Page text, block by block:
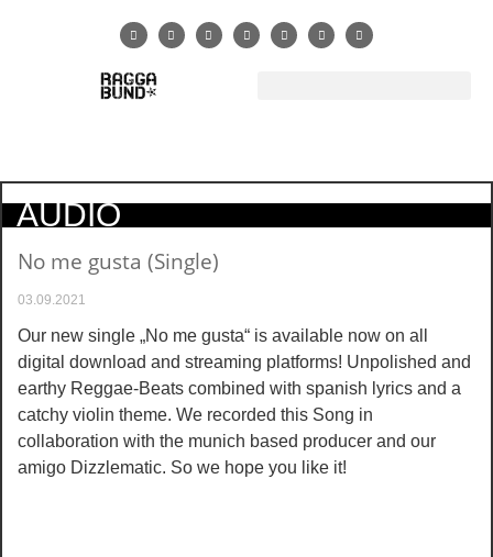
AUDIO
No me gusta (Single)
03.09.2021
Our new single „No me gusta“ is available now on all
digital download and streaming platforms! Unpolished and
earthy Reggae-Beats combined with spanish lyrics and a
catchy violin theme. We recorded this Song in
collaboration with the munich based producer and our
amigo Dizzlematic. So we hope you like it!